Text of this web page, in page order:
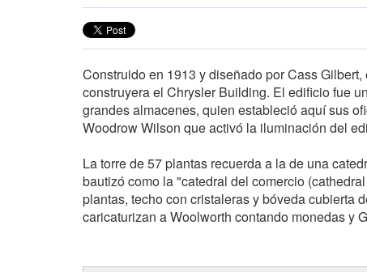
Construido en 1913 y diseñado por Cass
construyera el Chrysler Building. El edificio fue
grandes almacenes, quien estableció aquí sus
Woodrow Wilson que activó la iluminación del
La torre de 57 plantas recuerda a la de una
bautizó como la "catedral del comercio
plantas, techo con cristaleras y bóveda cubierta
caricaturizan a Woolworth contando monedas y